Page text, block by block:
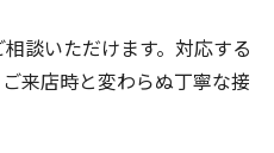
談いただけます。対応する
来店時と変わらぬ丁寧な接